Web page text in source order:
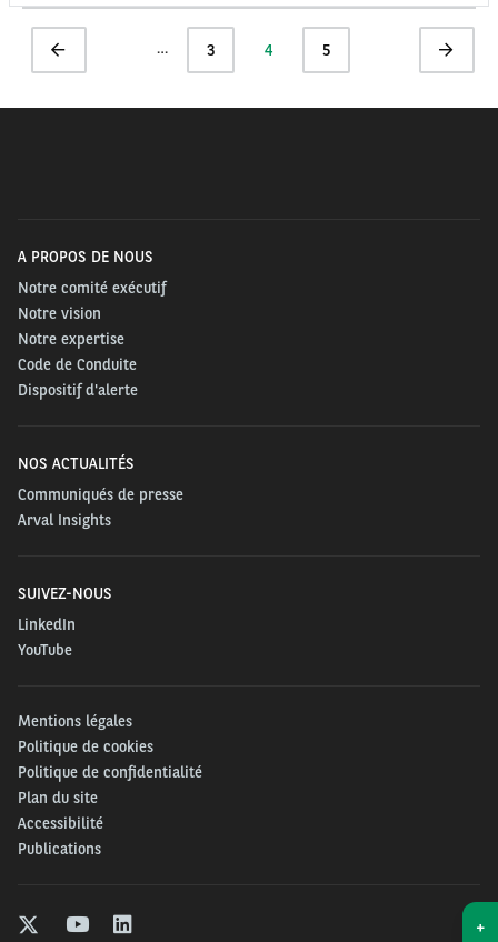
Pagination
Page
précédente
… Page
3
Page
actuelle
4 Page
5
Page
suivante
A PROPOS DE NOUS
Notre comité exécutif
Notre vision
Notre expertise
Code de Conduite
Dispositif d'alerte
NOS ACTUALITÉS
Communiqués de presse
Arval Insights
SUIVEZ-NOUS
LinkedIn
YouTube
Mentions légales
Politique de cookies
Politique de confidentialité
Plan du site
Accessibilité
Publications
+